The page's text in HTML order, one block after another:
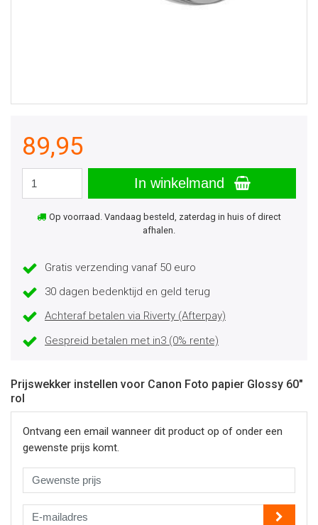
89,95
In winkelmand
Op voorraad. Vandaag besteld, zaterdag in huis of direct
afhalen.
Gratis verzending vanaf 50 euro
30 dagen bedenktijd en geld terug
Achteraf betalen via Riverty (Afterpay)
Gespreid betalen met in3 (0% rente)
Prijswekker instellen voor Canon Foto papier Glossy 60"
rol
Ontvang een email wanneer dit product op of onder een
gewenste prijs komt.